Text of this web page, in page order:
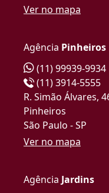
Ver no mapa
Agência Pinheiros
(11) 99939-9934
(11) 3914-5555
R. Simão Álvares,
Pinheiros
São Paulo - SP
Ver no mapa
Agência Jardins